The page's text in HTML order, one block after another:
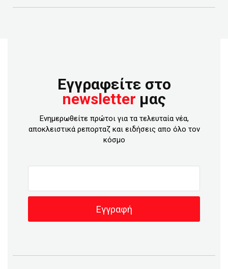
Εγγραφείτε στο
newsletter μας
Ενημερωθείτε πρώτοι για τα τελευταία νέα,
αποκλειστικά ρεπορταζ και ειδήσεις απο όλο τον
κόσμο